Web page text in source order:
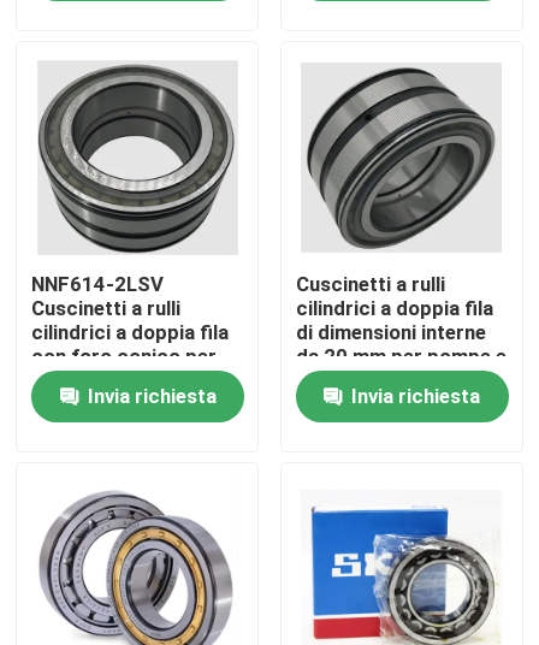
Su di noi
Visita alla fabbrica
Controllo della qualità
Notizie
Casi
Cuscinetto a rulli cilindrico
cuscinetti a rulli d'allineamento di auto
NNF614-2LSV
Cuscinetti a rulli
cilindrici a doppia fila
con foro conico per
macchine per la
lavorazione alimentare
Invia richiesta
Cuscinetti a rulli
cilindrici a doppia fila
di dimensioni interne
da 20 mm per pompe e
compressori
Invia richiesta